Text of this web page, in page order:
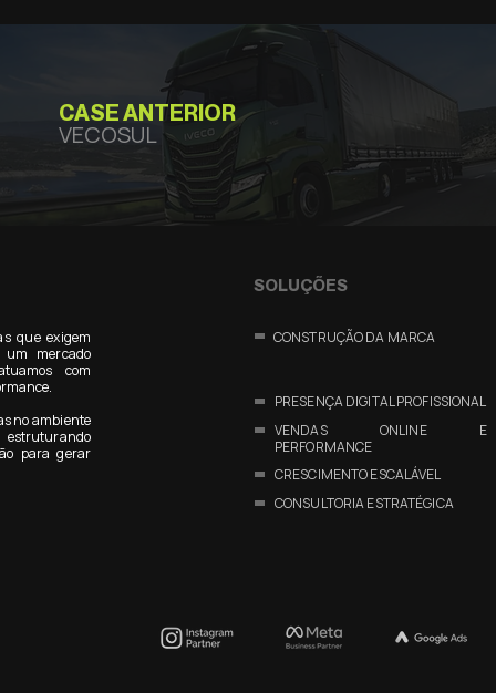
CASE ANTERIOR
VECOSUL
que exigem
mercado
com
no ambiente
para gerar
SOLUÇÕES
CONSTRUÇÃO DA MARCA
PRESENÇA DIGITAL PROFISSIONAL
VENDAS ONLINE E
PERFORMANCE
CRESCIMENTO ESCALÁVEL
CONSULTORIA ESTRATÉGICA